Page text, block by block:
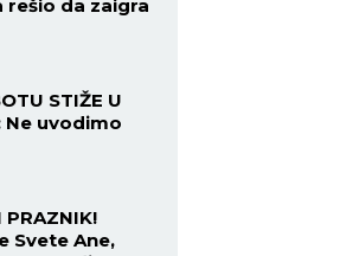
da zaigra
STIŽE U
Ne uvodimo
PRAZNIK!
Svete Ane,